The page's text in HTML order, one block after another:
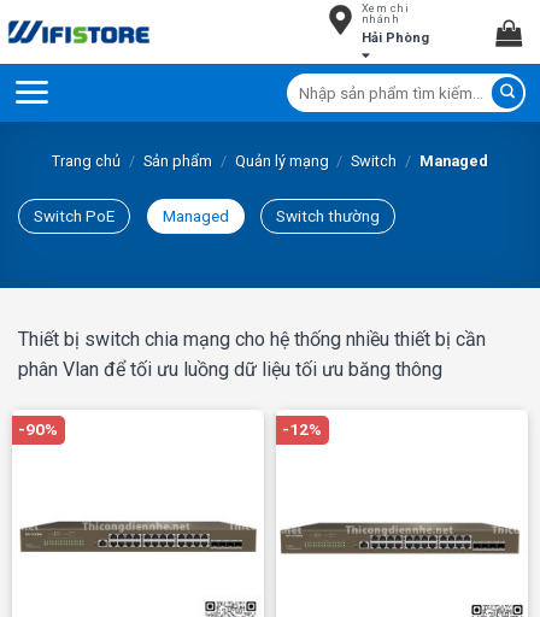
to
Xem chi
nhánh
Hải Phòng
Tìm
kiếm:
Trang chủ / Sản phẩm / Quản lý mạng / Switch / Managed
Switch PoE Managed Switch thường
Thiết bị switch chia mạng cho hệ thống nhiều thiết bị cần
phân Vlan để tối ưu luồng dữ liệu tối ưu băng thông
-90% -12%